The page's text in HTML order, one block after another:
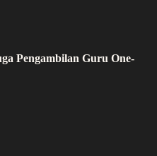
Pengambilan Guru One-